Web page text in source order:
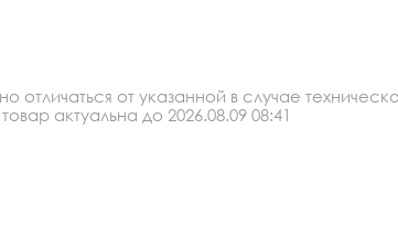
от указанной в случае
актуальна до 2026.08.09 08:41